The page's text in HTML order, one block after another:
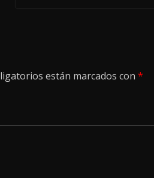
están marcados con *